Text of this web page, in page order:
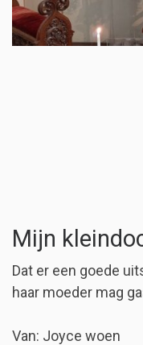
Mijn
Dat er een goede
haar moeder mag
Van: Joyce woen